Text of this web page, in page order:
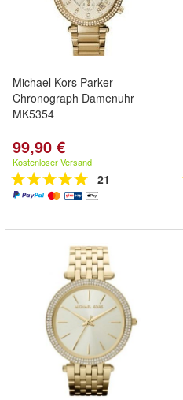
Michael Kors Parker
Chronograph Damenuhr
MK5354
99,90 €
Kostenloser Versand
21